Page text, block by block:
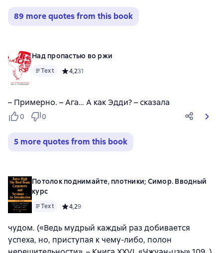
89 more quotes from this book
Над пропастью во ржи
Text Средний рейтинг 4,2 на основе 31 оценок
4,231
– Примерно. – Ага… А как Эдди? – сказала
0 0
5 more quotes from this book
Потолок поднимайте, плотники; Симор. Вводный
курс
Text Средний рейтинг 4,2 на основе 9 оценок
4,29
чудом. («Ведь мудрый каждый раз добивается
успеха, но, приступая к чему-либо, полон